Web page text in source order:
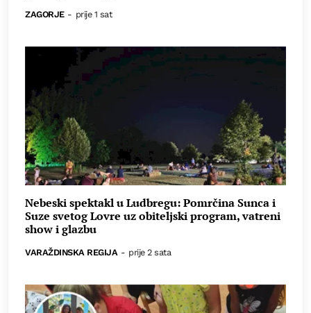
ZAGORJE - prije 1 sat
Nebeski spektakl u Ludbregu: Pomrčina Sunca i
Suze svetog Lovre uz obiteljski program, vatreni
show i glazbu
VARAŽDINSKA REGIJA - prije 2 sata